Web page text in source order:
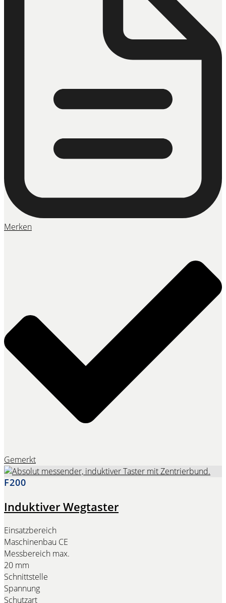
Merken
Gemerkt
F200
Induktiver Wegtaster
Einsatzbereich
Maschinenbau CE
Messbereich max.
20 mm
Schnittstelle
Spannung
Schutzart